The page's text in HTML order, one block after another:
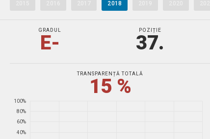
2018
GRADUL
E-
POZIȚIE
37.
TRANSPARENȚĂ TOTALĂ
15 %
40%
60%
80%
100%